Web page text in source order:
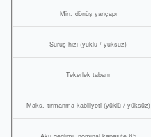
Min. dönüş yarıçapı
Sürüş hızı (yüklü / yüksüz)
Tekerlek tabanı
Maks. tırmanma kabiliyeti (yüklü / yüksüz)